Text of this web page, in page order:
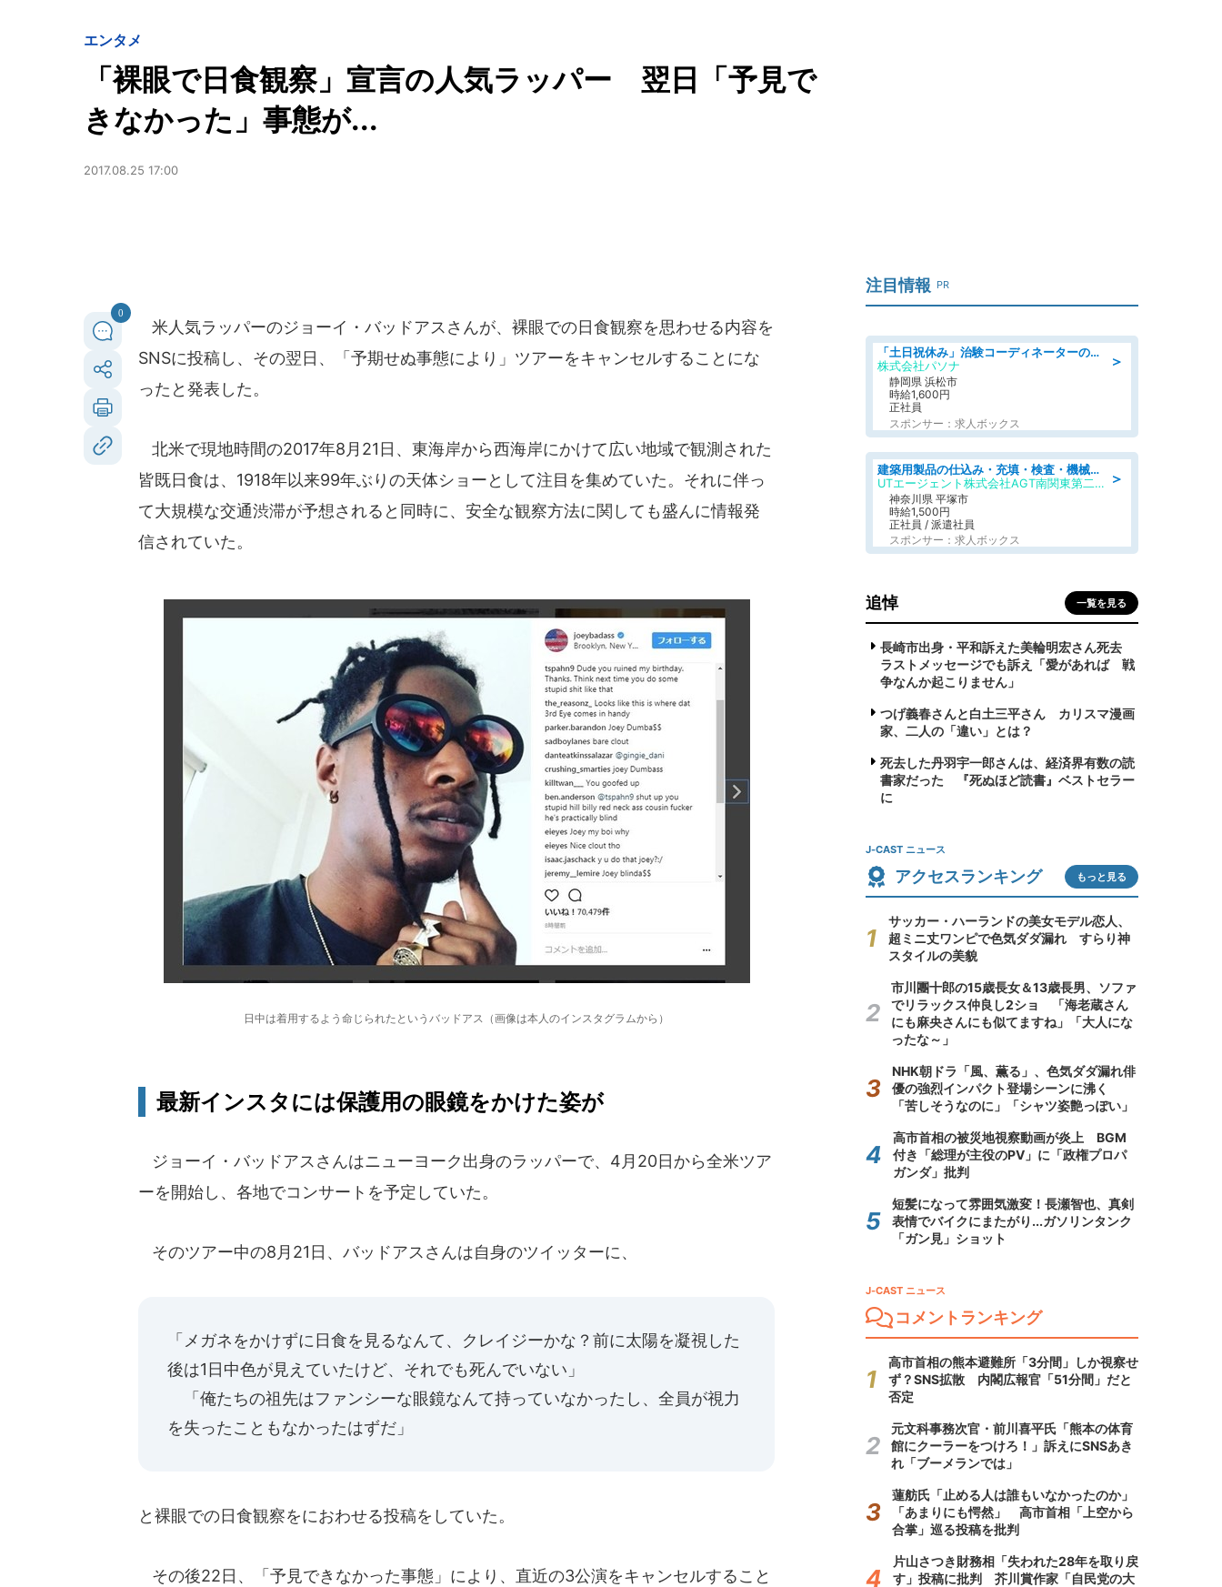
エンタメ
「裸眼で日食観察」宣言の人気ラッパー 翌日「予見で
きなかった」事態が...
2017.08.25 17:00
0
米人気ラッパーのジョーイ・バッドアスさんが、裸眼での日食観察を思わせる内容を
SNSに投稿し、その翌日、「予期せぬ事態により」ツアーをキャンセルすることにな
ったと発表した。
北米で現地時間の2017年8月21日、東海岸から西海岸にかけて広い地域で観測された
皆既日食は、1918年以来99年ぶりの天体ショーとして注目を集めていた。それに伴っ
て大規模な交通渋滞が予想されると同時に、安全な観察方法に関しても盛んに情報発
信されていた。
日中は着用するよう命じられたというバッドアス（画像は本人のインスタグラムから）
最新インスタには保護用の眼鏡をかけた姿が
ジョーイ・バッドアスさんはニューヨーク出身のラッパーで、4月20日から全米ツア
ーを開始し、各地でコンサートを予定していた。
そのツアー中の8月21日、バッドアスさんは自身のツイッターに、
「メガネをかけずに日食を見るなんて、クレイジーかな？前に太陽を凝視した
後は1日中色が見えていたけど、それでも死んでいない」
「俺たちの祖先はファンシーな眼鏡なんて持っていなかったし、全員が視力
を失ったこともなかったはずだ」
と裸眼での日食観察をにおわせる投稿をしていた。
その後22日、「予見できなかった事態」により、直近の3公演をキャンセルすること
注目情報 PR
＞
「土日祝休み」治験コーディネーターのお仕事/未経験OK
株式会社パソナ
静岡県 浜松市
時給1,600円
正社員
スポンサー：求人ボックス
＞
建築用製品の仕込み・充填・検査・機械操作/寮完備/日払い/工場・製造
UTエージェント株式会社AGT南関東第二CU
神奈川県 平塚市
時給1,500円
正社員 / 派遣社員
スポンサー：求人ボックス
追悼 一覧を見る
長崎市出身・平和訴えた美輪明宏さん死去
ラストメッセージでも訴え「愛があれば 戦
争なんか起こりません」
つげ義春さんと白土三平さん カリスマ漫画
家、二人の「違い」とは？
死去した丹羽宇一郎さんは、経済界有数の読
書家だった 『死ぬほど読書』ベストセラー
に
J-CAST ニュース
アクセスランキング もっと見る
サッカー・ハーランドの美女モデル恋人、
超ミニ丈ワンピで色気ダダ漏れ すらり神
スタイルの美貌
市川團十郎の15歳長女＆13歳長男、ソファ
でリラックス仲良し2ショ 「海老蔵さん
にも麻央さんにも似てますね」「大人にな
ったな～」
NHK朝ドラ「風、薫る」、色気ダダ漏れ俳
優の強烈インパクト登場シーンに沸く
「苦しそうなのに」「シャツ姿艶っぽい」
高市首相の被災地視察動画が炎上 BGM
付き「総理が主役のPV」に「政権プロパ
ガンダ」批判
短髪になって雰囲気激変！長瀬智也、真剣
表情でバイクにまたがり...ガソリンタンク
「ガン見」ショット
J-CAST ニュース
コメントランキング
高市首相の熊本避難所「3分間」しか視察せ
ず？SNS拡散 内閣広報官「51分間」だと
否定
元文科事務次官・前川喜平氏「熊本の体育
館にクーラーをつけろ！」訴えにSNSあき
れ「ブーメランでは」
蓮舫氏「止める人は誰もいなかったのか」
「あまりにも愕然」 高市首相「上空から
合掌」巡る投稿を批判
片山さつき財務相「失われた28年を取り戻
す」投稿に批判 芥川賞作家「自民党の大